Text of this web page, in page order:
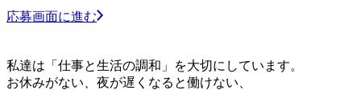
応募画面に進む
私達は「仕事と生活の調和」を大切にしています。
お休みがない、夜が遅くなると働けない、